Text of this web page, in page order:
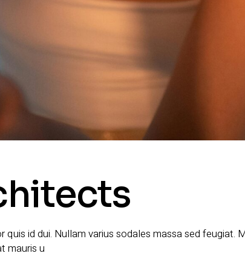
id dui. Nullam varius sodales massa sed feugiat.
mauris u